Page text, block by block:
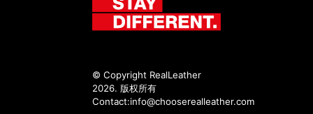
© Copyright RealLeather
2026. 版权所有
Contact:info@chooserealleather.com